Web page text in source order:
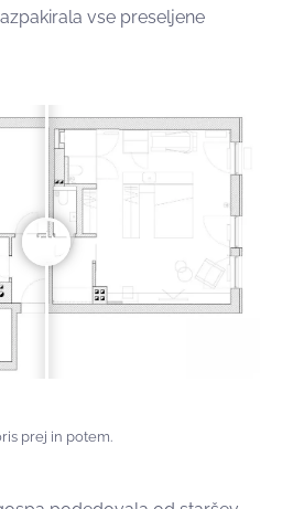
vse preseljene
prej in potem.